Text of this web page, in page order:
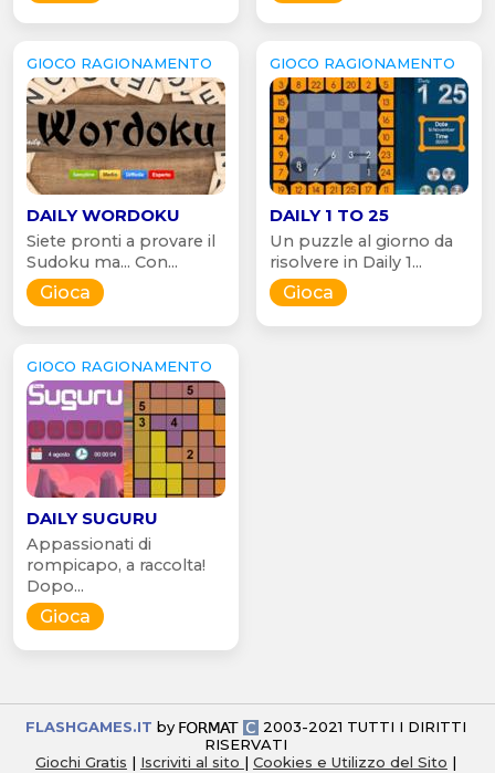
GIOCO RAGIONAMENTO
DAILY WORDOKU
Siete pronti a provare il
Sudoku ma... Con...
Gioca
GIOCO RAGIONAMENTO
DAILY 1 TO 25
Un puzzle al giorno da
risolvere in Daily 1...
Gioca
GIOCO RAGIONAMENTO
DAILY SUGURU
Appassionati di
rompicapo, a raccolta!
Dopo...
Gioca
FLASHGAMES.IT by
2003-2021 TUTTI I DIRITTI
RISERVATI
Giochi Gratis | Iscriviti al sito | Cookies e Utilizzo del Sito |